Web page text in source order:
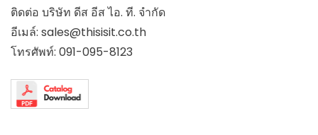
ติดต่อ บริษัท ดีส อีส ไอ. ที. จำกัด
อีเมล์: sales@thisisit.co.th
โทรศัพท์: 091-095-8123